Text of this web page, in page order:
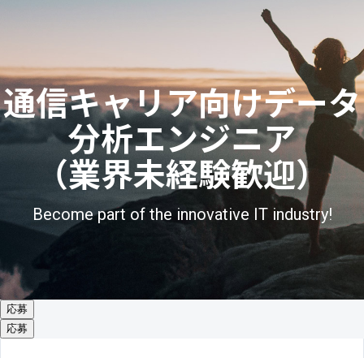
通信キャリア向けデータ
分析エンジニア
（業界未経験歓迎）
Become part of the innovative IT industry!
応募
応募